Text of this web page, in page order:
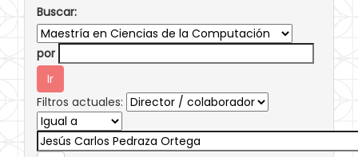
Buscar:
por
Filtros actuales: